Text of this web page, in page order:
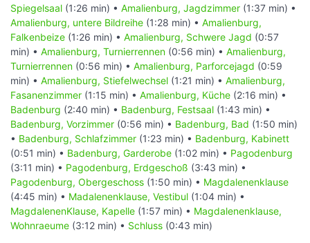
Spiegelsaal (1:26 min) • Amalienburg, Jagdzimmer (1:37 min) •
Amalienburg, untere Bildreihe (1:28 min) • Amalienburg,
Falkenbeize (1:26 min) • Amalienburg, Schwere Jagd (0:57
min) • Amalienburg, Turnierrennen (0:56 min) • Amalienburg,
Turnierrennen (0:56 min) • Amalienburg, Parforcejagd (0:59
min) • Amalienburg, Stiefelwechsel (1:21 min) • Amalienburg,
Fasanenzimmer (1:15 min) • Amalienburg, Küche (2:16 min) •
Badenburg (2:40 min) • Badenburg, Festsaal (1:43 min) •
Badenburg, Vorzimmer (0:56 min) • Badenburg, Bad (1:50 min)
• Badenburg, Schlafzimmer (1:23 min) • Badenburg, Kabinett
(0:51 min) • Badenburg, Garderobe (1:02 min) • Pagodenburg
(3:11 min) • Pagodenburg, Erdgeschoß (3:43 min) •
Pagodenburg, Obergeschoss (1:50 min) • Magdalenenklause
(4:45 min) • Madalenenklause, Vestibul (1:04 min) •
MagdalenenKlause, Kapelle (1:57 min) • Magdalenenklause,
Wohnraeume (3:12 min) • Schluss (0:43 min)